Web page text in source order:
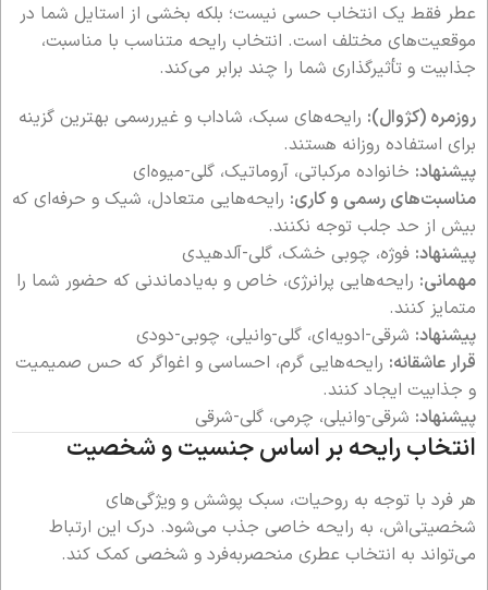
عطر فقط یک انتخاب حسی نیست؛ بلکه بخشی از استایل شما در
موقعیت‌های مختلف است. انتخاب رایحه متناسب با مناسبت،
جذابیت و تأثیرگذاری شما را چند برابر می‌کند.
روزمره (کژوال): رایحه‌های سبک، شاداب و غیررسمی بهترین گزینه
برای استفاده روزانه هستند.
پیشنهاد: خانواده مرکباتی، آروماتیک، گلی-میوه‌ای
مناسبت‌های رسمی و کاری: رایحه‌هایی متعادل، شیک و حرفه‌ای که
بیش از حد جلب توجه نکنند.
پیشنهاد: فوژه، چوبی خشک، گلی-آلدهیدی
مهمانی: رایحه‌هایی پرانرژی، خاص و به‌یادماندنی که حضور شما را
متمایز کنند.
پیشنهاد: شرقی-ادویه‌ای، گلی-وانیلی، چوبی-دودی
قرار عاشقانه: رایحه‌هایی گرم، احساسی و اغواگر که حس صمیمیت
و جذابیت ایجاد کنند.
پیشنهاد: شرقی-وانیلی، چرمی، گلی-شرقی
انتخاب رایحه بر اساس جنسیت و شخصیت
هر فرد با توجه به روحیات، سبک پوشش و ویژگی‌های
شخصیتی‌اش، به رایحه خاصی جذب می‌شود. درک این ارتباط
می‌تواند به انتخاب عطری منحصربه‌فرد و شخصی کمک کند.